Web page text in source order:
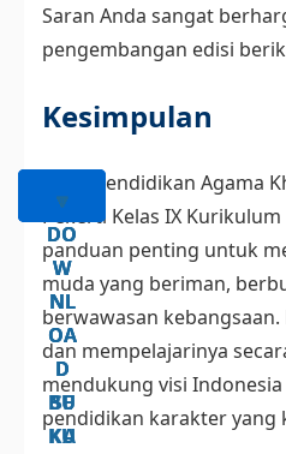
🔽
DO
W
NL
OA
D
BU
KU
🔽
DO
W
NL
OA
D
BU
KU
Saran Anda sangat
pengembangan edisi
Kesimpulan
Buku Pendidikan Agama
Pekerti Kelas IX
panduan penting untuk
muda yang beriman,
berwawasan
dan mempelajarinya
mendukung visi
pendidikan karakter yang
🔽
DO
W
NL
OA
D
SE
KA